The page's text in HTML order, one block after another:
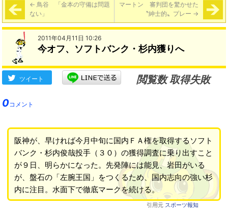
← 鳥谷 「金本の守備は問題
ない」
マートン 審判団を驚かせた
〝紳士的〟プレー →
2011年04月11日 10:26
今オフ、ソフトバンク・杉内獲りへ
ツイート
閲覧数 取得失敗
0コメント
阪神が、早ければ今月中旬に国内ＦＡ権を取得するソフト
バンク・杉内俊哉投手（３０）の獲得調査に乗り出すこと
が９日、明らかになった。先発陣には能見、岩田がいる
が、盤石の「左腕王国」をつくるため、国内志向の強い杉
内に注目。水面下で徹底マークを続ける。
引用元 スポーツ報知